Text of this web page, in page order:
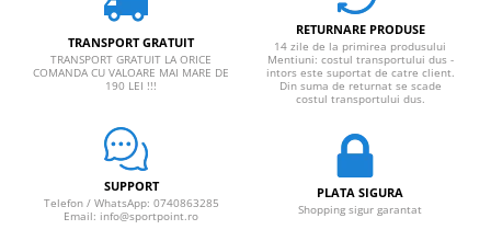
TRANSPORT GRATUIT
TRANSPORT GRATUIT LA ORICE
COMANDA CU VALOARE MAI MARE DE
190 LEI !!!
RETURNARE PRODUSE
14 zile de la primirea produsului
Mentiuni: costul transportului dus -
intors este suportat de catre client.
Din suma de returnat se scade
costul transportului dus.
SUPPORT
Telefon / WhatsApp: 0740863285
Email: info@sportpoint.ro
PLATA SIGURA
Shopping sigur garantat